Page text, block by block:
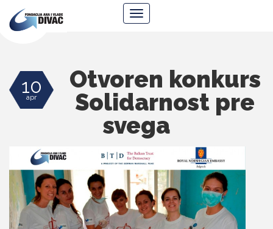
Ana
Navigacija
10
apr
Otvoren konkurs
Solidarnost pre
svega